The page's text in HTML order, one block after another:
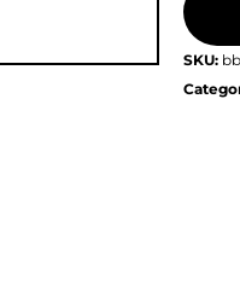
SKU: